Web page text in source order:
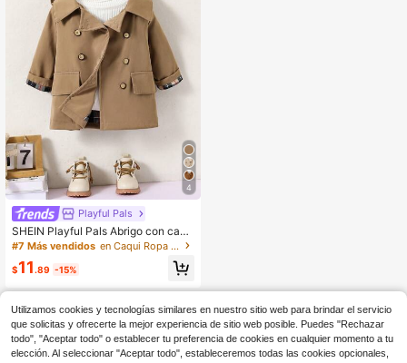
4
Playful Pals
SHEIN Playful Pals Abrigo con capu
cha de twill para niño juguetón, cha
quetas de otoño e invierno para niñ
os, abrigo de moda de camuflaje pa
#7 Más vendidos en Caqui Ropa de abrigo para bebés niños
$11.89 -15%
Utilizamos cookies y tecnologías similares en nuestro sitio web para brindar el servicio
que solicitas y ofrecerte la mejor experiencia de sitio web posible. Puedes "Rechazar
todo", "Aceptar todo" o establecer tu preferencia de cookies en cualquier momento a tu
elección. Al seleccionar "Aceptar todo", estableceremos todas las cookies opcionales,